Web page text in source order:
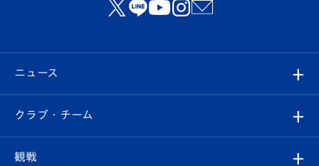
ニュース
すべて
クラブ・チーム
観戦